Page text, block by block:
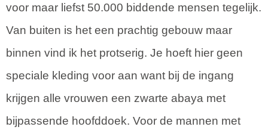
voor maar liefst 50.000 biddende mensen tegelijk.
Van buiten is het een prachtig gebouw maar
binnen vind ik het protserig. Je hoeft hier geen
speciale kleding voor aan want bij de ingang
krijgen alle vrouwen een zwarte abaya met
bijpassende hoofddoek. Voor de mannen met